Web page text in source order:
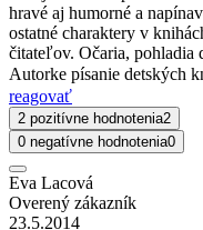
hravé aj humorné a
ostatné charaktery v
čitateľov. Očaria, pohladia
Autorke písanie detských
reagovať
2 pozitívne hodnotenia2
0 negatívne hodnotenia0
Eva Lacová
Overený zákazník
23.5.2014